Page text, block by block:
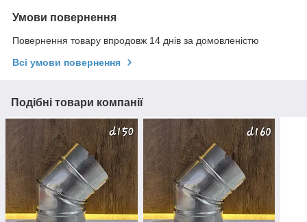
Умови повернення
Повернення товару впродовж 14 днів за домовленістю
Всі умови повернення
Подібні товари компанії